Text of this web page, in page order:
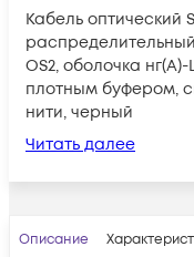
Кабель оптический
OS2, оболочка
плотным буфером,
нити, черный
Читать далее
Описание